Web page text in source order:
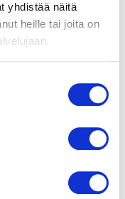
yhdistää näitä
heille tai joita on